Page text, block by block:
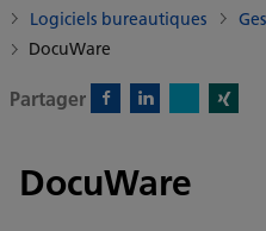
Logiciels bureautiques
DocuWare
Partager
DocuWare